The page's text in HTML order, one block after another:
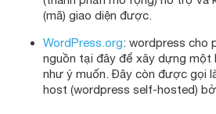
(mã) giao diện được.
WordPress.org: wordpress cho
nguồn tại đây để xây dựng một
như ý muốn. Đây còn được gọi
host (wordpress self-hosted)